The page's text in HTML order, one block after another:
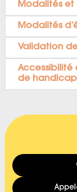
Modalités
Modalités
Validation
Accessibilité
de handicap